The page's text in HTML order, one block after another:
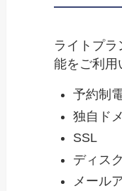
ライトプ
能をご利用
予約制
独自ド
SSL
ディス
メール